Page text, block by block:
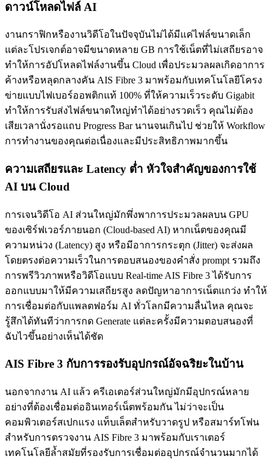
ดาวน์โหลดไฟล์ AI
งานกราฟิกหรืองานวิดีโอในปัจจุบันไม่ได้มีแค่ไฟล์ขนาดเล็ก
แต่ละโปรเจกต์อาจมีขนาดหลาย GB การใช้เน็ตที่ไม่เสถียรอาจ
ทำให้การอัปโหลดไฟล์งานขึ้น Cloud เพื่อประมวลผลเกิดอาการ
ค้างหรือหลุดกลางคัน AIS Fibre 3 มาพร้อมกับเทคโนโลยีโครง
ข่ายแบบไฟเบอร์ออพติกแท้ 100% ที่ให้ความเร็วระดับ Gigabit
ทำให้การรับส่งไฟล์ขนาดใหญ่ทำได้อย่างรวดเร็ว คุณไม่ต้อง
เสียเวลานั่งรอแถบ Progress Bar นานจนเกินไป ช่วยให้ Workflow
การทำงานของคุณต่อเนื่องและมีประสิทธิภาพมากขึ้น
ความเสถียรและ Latency ต่ำ หัวใจสำคัญของการใช้
AI บน Cloud
การเจนวิดีโอ AI ส่วนใหญ่มักพึ่งพาการประมวลผลบน GPU
ของเซิร์ฟเวอร์ภายนอก (Cloud-based AI) หากเน็ตของคุณมี
ความหน่วง (Latency) สูง หรือมีอาการกระตุก (Jitter) จะส่งผล
โดยตรงต่อความเร็วในการตอบสนองของคำสั่ง prompt รวมถึง
การพรีวิวภาพหรือวิดีโอแบบ Real-time AIS Fibre 3 ได้รับการ
ออกแบบมาให้มีความเสถียรสูง ลดปัญหาอาการเน็ตแกว่ง ทำให้
การเชื่อมต่อกับแพลตฟอร์ม AI ทั่วโลกมีความลื่นไหล คุณจะ
รู้สึกได้ทันทีว่าการกด Generate แต่ละครั้งมีความตอบสนองที่
ฉับไวขึ้นอย่างเห็นได้ชัด
AIS Fibre 3 กับการรองรับอุปกรณ์อัจฉริยะในบ้าน
นอกจากงาน AI แล้ว ครีเอเตอร์ส่วนใหญ่มักมีอุปกรณ์หลาย
อย่างที่ต้องเชื่อมต่ออินเทอร์เน็ตพร้อมกัน ไม่ว่าจะเป็น
คอมพิวเตอร์สเปกแรง แท็บเล็ตสำหรับวาดรูป หรือสมาร์ทโฟน
สำหรับการตรวจงาน AIS Fibre 3 มาพร้อมกับเราเตอร์
เทคโนโลยีล้ำสมัยที่รองรับการเชื่อมต่ออุปกรณ์จำนวนมากได้